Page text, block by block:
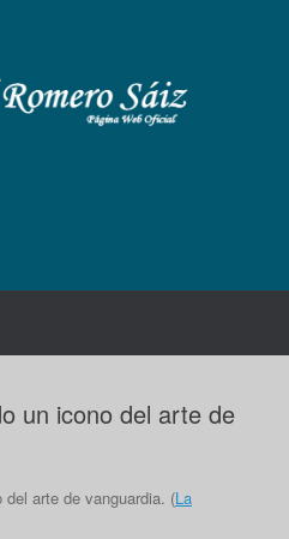
un icono del arte de
arte de vanguardia. (La